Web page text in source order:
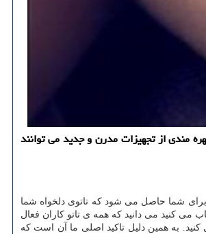
مندی از تجهیزات مدرن و جدید می توانند
شما حاصل می شود که تاتوی دلخواه شما
می کنید می دانید که همه ی تاتو کاران فعال
به همین دلیل تاکید اصلی ما آن است که